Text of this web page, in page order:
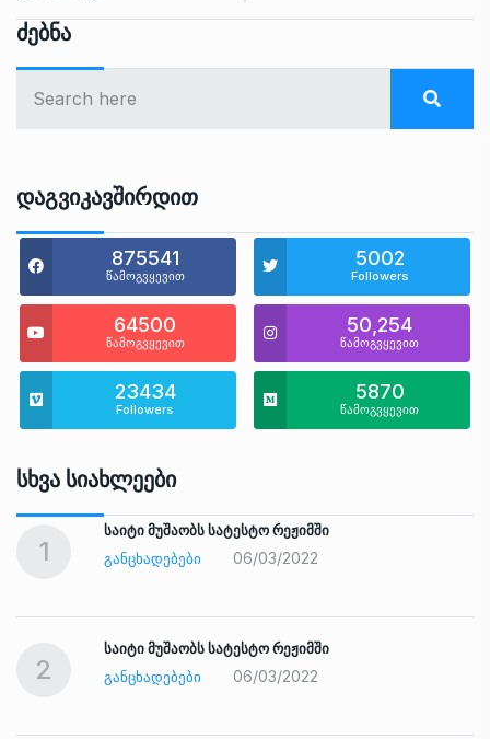
Ძებნა
Დაგვიკავშირდით
875541
წამოგვყევით
5002
Followers
64500
წამოგვყევით
50,254
წამოგვყევით
23434
Followers
5870
წამოგვყევით
Სხვა Სიახლეები
1
საიტი მუშაობს სატესტო რეჟიმში
ᲒᲐᲜᲪᲮᲐᲓᲔᲑᲔᲑᲘ
06/03/2022
2
საიტი მუშაობს სატესტო რეჟიმში
ᲒᲐᲜᲪᲮᲐᲓᲔᲑᲔᲑᲘ
06/03/2022